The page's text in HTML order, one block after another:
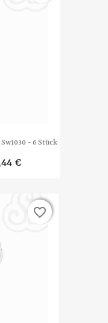
- 6 Stück
€
favorite_border
favorite_border